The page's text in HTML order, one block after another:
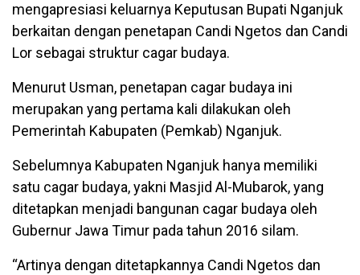
mengapresiasi keluarnya Keputusan Bupati Nganjuk
berkaitan dengan penetapan Candi Ngetos dan Candi
Lor sebagai struktur cagar budaya.
Menurut Usman, penetapan cagar budaya ini
merupakan yang pertama kali dilakukan oleh
Pemerintah Kabupaten (Pemkab) Nganjuk.
Sebelumnya Kabupaten Nganjuk hanya memiliki
satu cagar budaya, yakni Masjid Al-Mubarok, yang
ditetapkan menjadi bangunan cagar budaya oleh
Gubernur Jawa Timur pada tahun 2016 silam.
“Artinya dengan ditetapkannya Candi Ngetos dan